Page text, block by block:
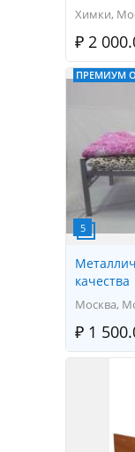
Химки,
₽ 2
ПРЕМИУМ
качества
Москва,
₽ 1